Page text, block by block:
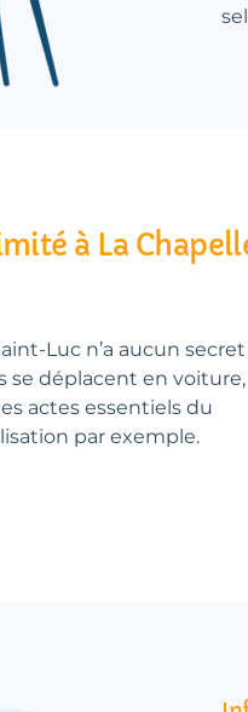
à La
Luc n’a aucun secret
se déplacent en voiture,
actes essentiels du
par exemple.